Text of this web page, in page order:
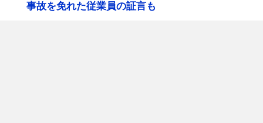
事故を免れた従業員の証言も